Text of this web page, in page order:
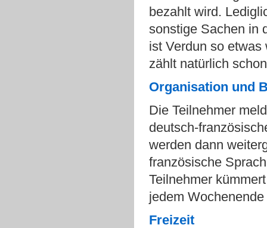
bezahlt wird.
sonstige Sachen in
ist Verdun so
zählt natürlich
Organisation und
Die Teilnehmer
deutsch-
werden dann
französische
Teilnehmer
jedem
Freizeit